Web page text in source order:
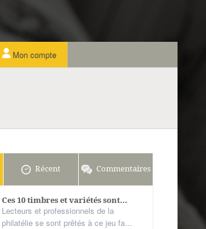
Mon compte
Récent Commentaires
Ces 10 timbres et variétés sont...
Lecteurs et professionnels de la
philatélie se sont prêtés à ce jeu fa...